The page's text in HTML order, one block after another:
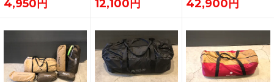
4,950円 12,100円 42,900円